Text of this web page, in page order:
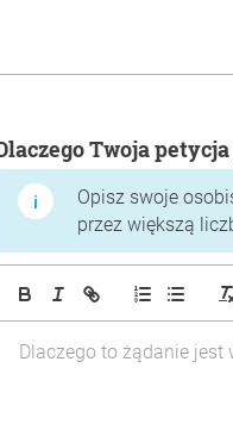
Dlaczego Twoja
Opisz swoje
przez większą